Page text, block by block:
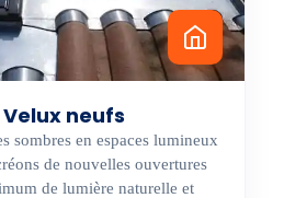
neufs
sombres en espaces lumineux
de nouvelles ouvertures
de lumière naturelle et